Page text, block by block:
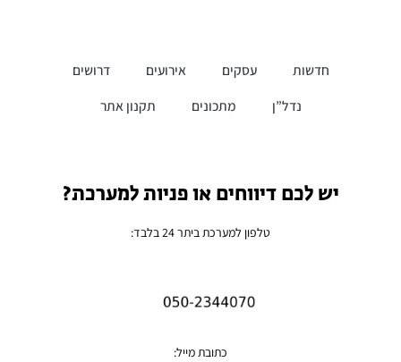
חדשות עסקים אירועים
דרושים
נדל”ן
מתכונים תקנון אתר
יש לכם דיווחים או פניות למערכת?
טלפון למערכת ביתר 24 בלבד:
כתובת מייל: